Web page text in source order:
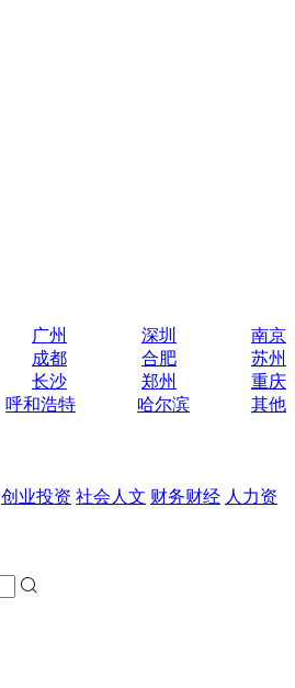
广州 深圳
南京
成都 合肥
苏州
长沙 郑州
重庆
呼和浩特 哈尔滨
其他
创业投资 社会人文 财务财经 人力资